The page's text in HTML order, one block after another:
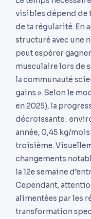
visibles dépend de
de ta régularité. En
structuré avec une
peut espérer
musculaire lors de
la communauté
gains ». Selon le
en 2025), la
décroissante :
année, 0,45 kg/
troisième.
changements
la 12e semaine
Cependant,
alimentées par les
transformation